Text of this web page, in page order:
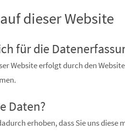
dieser Website
für die
Website erfolgt durch den
Daten?
erhoben, dass Sie uns